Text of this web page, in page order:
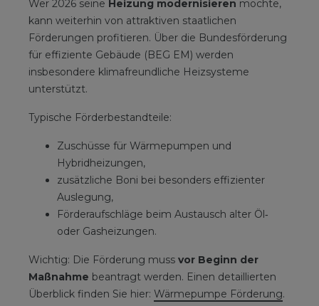
Wer 2026 seine Heizung modernisieren möchte,
kann weiterhin von attraktiven staatlichen
Förderungen profitieren. Über die Bundesförderung
für effiziente Gebäude (BEG EM) werden
insbesondere klimafreundliche Heizsysteme
unterstützt.
Typische Förderbestandteile:
Zuschüsse für Wärmepumpen und
Hybridheizungen,
zusätzliche Boni bei besonders effizienter
Auslegung,
Förderaufschläge beim Austausch alter Öl‑
oder Gasheizungen.
Wichtig: Die Förderung muss vor Beginn der
Maßnahme beantragt werden. Einen detaillierten
Überblick finden Sie hier: Wärmepumpe Förderung.